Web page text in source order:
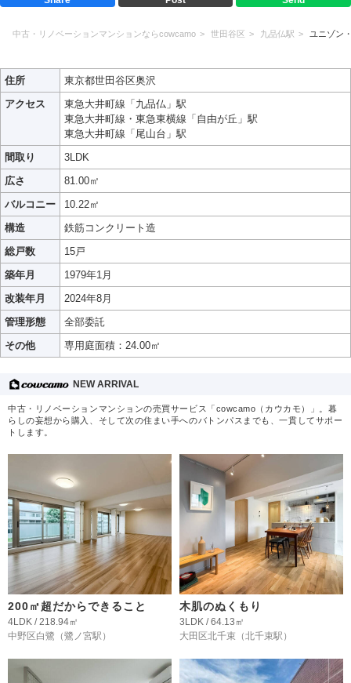
中古・リノベーションマンションならcowcamo 世田谷区 九品仏駅 ユニゾン
住所
東京都世田谷区奥沢
アクセス
東急大井町線「九品仏」駅
東急大井町線・東急東横線「自由が丘」駅
東急大井町線「尾山台」駅
間取り
3LDK
広さ
81.00㎡
バルコニー
10.22㎡
構造
鉄筋コンクリート造
総戸数
15戸
築年月
1979年1月
改装年月
2024年8月
管理形態
全部委託
その他
専用庭面積：24.00㎡
NEW ARRIVAL
中古・リノベーションマンションの売買サービス「cowcamo（カウカモ）」。暮
らしの妄想から購入、そして次の住まい手へのバトンパスまでも、一貫してサポー
トします。
200㎡超だからできること
4LDK / 218.94㎡
中野区白鷺 （鷺ノ宮駅）
木肌のぬくもり
3LDK / 64.13㎡
大田区北千束 （北千束駅）